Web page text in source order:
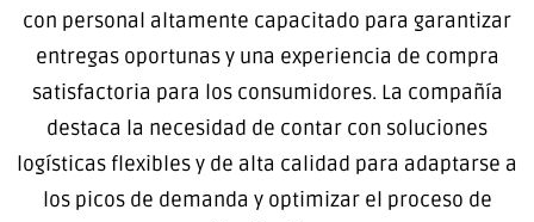
con personal altamente capacitado para garantizar
entregas oportunas y una experiencia de compra
satisfactoria para los consumidores. La compañía
destaca la necesidad de contar con soluciones
logísticas flexibles y de alta calidad para adaptarse a
los picos de demanda y optimizar el proceso de